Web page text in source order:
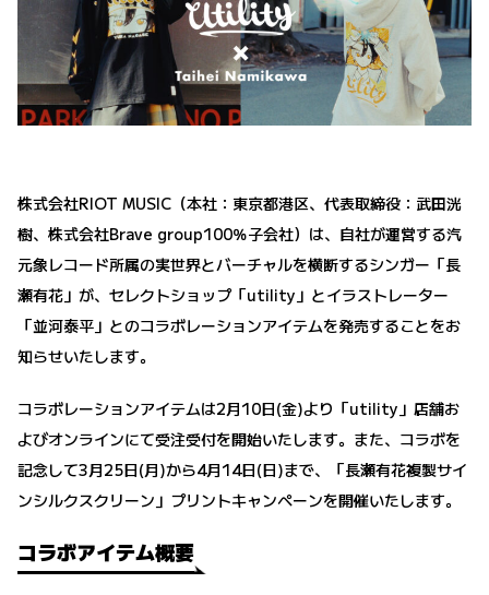
株式会社RIOT MUSIC（本社：東京都港区、代表取締役：武田洸
樹、株式会社Brave group100％子会社）は、自社が運営する汽
元象レコード所属の実世界とバーチャルを横断するシンガー「長
瀬有花」が、セレクトショップ「utility」とイラストレーター
「並河泰平」とのコラボレーションアイテムを発売することをお
知らせいたします。
コラボレーションアイテムは2月10日(金)より「utility」店舗お
よびオンラインにて受注受付を開始いたします。また、コラボを
記念して3月25日(月)から4月14日(日)まで、「長瀬有花複製サイ
ンシルクスクリーン」プリントキャンペーンを開催いたします。
コラボアイテム概要